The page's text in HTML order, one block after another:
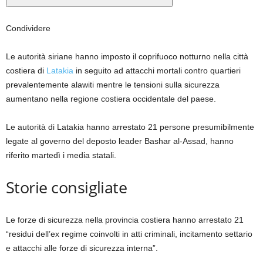
Condividere
Le autorità siriane hanno imposto il coprifuoco notturno nella città
costiera di Latakia in seguito ad attacchi mortali contro quartieri
prevalentemente alawiti mentre le tensioni sulla sicurezza
aumentano nella regione costiera occidentale del paese.
Le autorità di Latakia hanno arrestato 21 persone presumibilmente
legate al governo del deposto leader Bashar al-Assad, hanno
riferito martedì i media statali.
Storie consigliate
elenco
di
4
fine
dell’elenco
Le forze di sicurezza nella provincia costiera hanno arrestato 21
“residui dell’ex regime coinvolti in atti criminali, incitamento settario
e attacchi alle forze di sicurezza interna”.